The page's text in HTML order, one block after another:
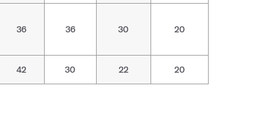
36 36 30 20
42 30 22 20